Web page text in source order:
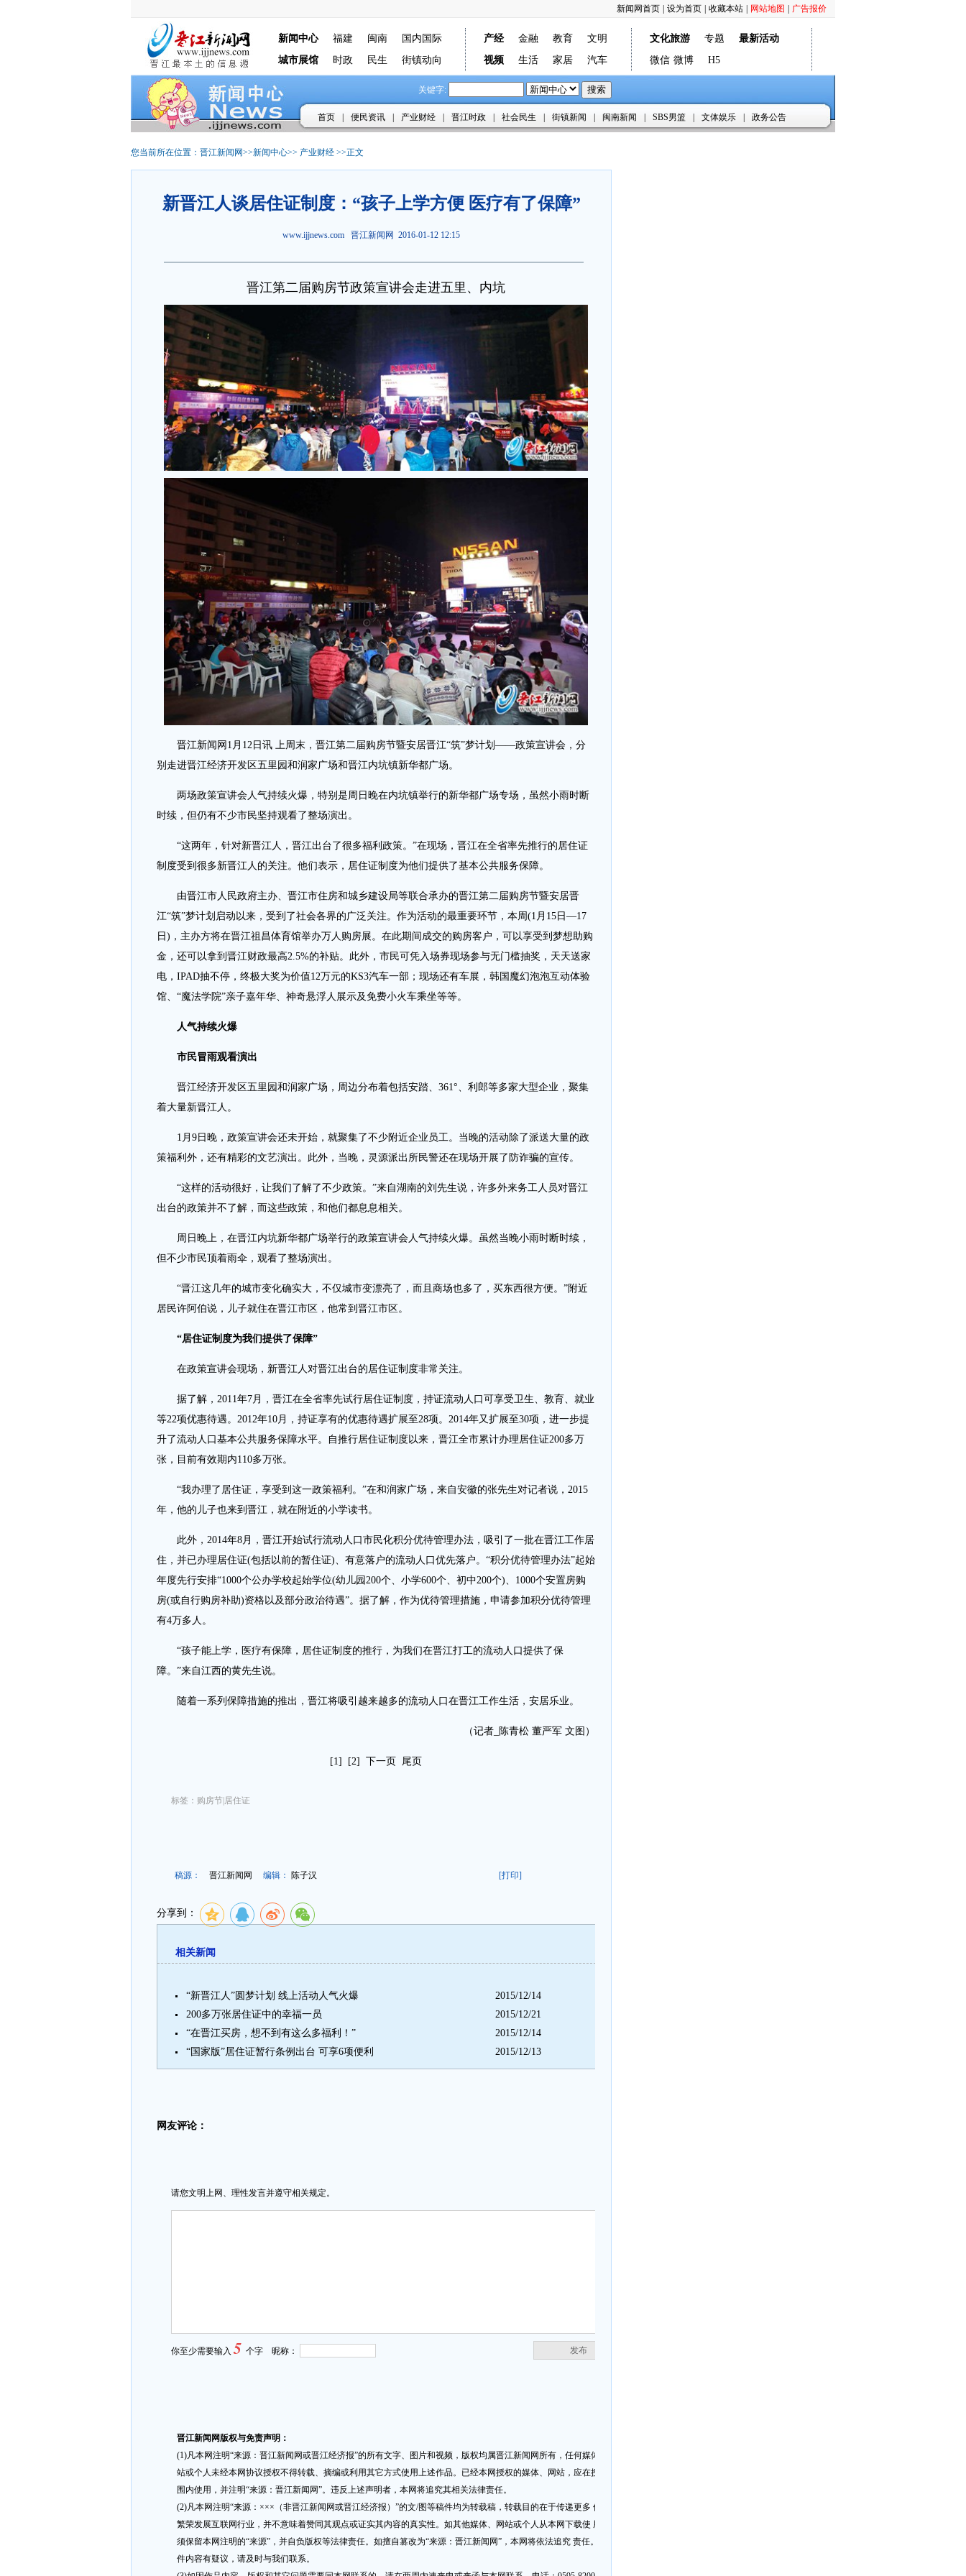
广告报价
网站地图
收藏本站
设为首页
新闻网首页
新闻中心 福建 闽南
国内国际
城市展馆
时政 民生 街镇动向
产经 金融 教育
文明
视频
生活 家居 汽车
文化旅游 专题
最新活动
微信 微博 H5
关键字:
首页 便民资讯 产业财经 晋江时政 社会民生 街镇新闻 闽南新闻 SBS男篮 文体娱乐 政务公告
您当前所在位置： 晋江新闻网>>新闻中心>> 产业财经 >>正文
新晋江人谈居住证制度：“孩子上学方便 医疗有了保障”
www.ijjnews.com 晋江新闻网 2016-01-12 12:15
晋江第二届购房节政策宣讲会走进五里、内坑
晋江新闻网1月12日讯 上周末，晋江第二届购房节暨安居晋江“筑”梦计划——政策宣讲会，分
别走进晋江经济开发区五里园和润家广场和晋江内坑镇新华都广场。
两场政策宣讲会人气持续火爆，特别是周日晚在内坑镇举行的新华都广场专场，虽然小雨时断
时续，但仍有不少市民坚持观看了整场演出。
“这两年，针对新晋江人，晋江出台了很多福利政策。”在现场，晋江在全省率先推行的居住证
制度受到很多新晋江人的关注。他们表示，居住证制度为他们提供了基本公共服务保障。
由晋江市人民政府主办、晋江市住房和城乡建设局等联合承办的晋江第二届购房节暨安居晋
江“筑”梦计划启动以来，受到了社会各界的广泛关注。作为活动的最重要环节，本周(1月15日—17
日)，主办方将在晋江祖昌体育馆举办万人购房展。在此期间成交的购房客户，可以享受到梦想助购
金，还可以拿到晋江财政最高2.5%的补贴。此外，市民可凭入场券现场参与无门槛抽奖，天天送家
电，IPAD抽不停，终极大奖为价值12万元的KS3汽车一部；现场还有车展，韩国魔幻泡泡互动体验
馆、“魔法学院”亲子嘉年华、神奇悬浮人展示及免费小火车乘坐等等。
人气持续火爆
市民冒雨观看演出
晋江经济开发区五里园和润家广场，周边分布着包括安踏、361°、利郎等多家大型企业，聚集
着大量新晋江人。
1月9日晚，政策宣讲会还未开始，就聚集了不少附近企业员工。当晚的活动除了派送大量的政
策福利外，还有精彩的文艺演出。此外，当晚，灵源派出所民警还在现场开展了防诈骗的宣传。
“这样的活动很好，让我们了解了不少政策。”来自湖南的刘先生说，许多外来务工人员对晋江
出台的政策并不了解，而这些政策，和他们都息息相关。
周日晚上，在晋江内坑新华都广场举行的政策宣讲会人气持续火爆。虽然当晚小雨时断时续，
但不少市民顶着雨伞，观看了整场演出。
“晋江这几年的城市变化确实大，不仅城市变漂亮了，而且商场也多了，买东西很方便。”附近
居民许阿伯说，儿子就住在晋江市区，他常到晋江市区。
“居住证制度为我们提供了保障”
在政策宣讲会现场，新晋江人对晋江出台的居住证制度非常关注。
据了解，2011年7月，晋江在全省率先试行居住证制度，持证流动人口可享受卫生、教育、就业
等22项优惠待遇。2012年10月，持证享有的优惠待遇扩展至28项。2014年又扩展至30项，进一步提
升了流动人口基本公共服务保障水平。自推行居住证制度以来，晋江全市累计办理居住证200多万
张，目前有效期内110多万张。
“我办理了居住证，享受到这一政策福利。”在和润家广场，来自安徽的张先生对记者说，2015
年，他的儿子也来到晋江，就在附近的小学读书。
此外，2014年8月，晋江开始试行流动人口市民化积分优待管理办法，吸引了一批在晋江工作居
住，并已办理居住证(包括以前的暂住证)、有意落户的流动人口优先落户。“积分优待管理办法”起始
年度先行安排“1000个公办学校起始学位(幼儿园200个、小学600个、初中200个)、1000个安置房购
房(或自行购房补助)资格以及部分政治待遇”。据了解，作为优待管理措施，申请参加积分优待管理
有4万多人。
“孩子能上学，医疗有保障，居住证制度的推行，为我们在晋江打工的流动人口提供了保
障。”来自江西的黄先生说。
随着一系列保障措施的推出，晋江将吸引越来越多的流动人口在晋江工作生活，安居乐业。
（记者_陈青松 董严军 文图）
[1] [2] 下一页 尾页
标签：购房节|居住证
稿源： 晋江新闻网 编辑： 陈子汉 [打印]
分享到：
相关新闻
“新晋江人”圆梦计划 线上活动人气火爆
2015/12/14
200多万张居住证中的幸福一员
2015/12/21
“在晋江买房，想不到有这么多福利！”
2015/12/14
“国家版”居住证暂行条例出台 可享6项便利
2015/12/13
网友评论：
请您文明上网、理性发言并遵守相关规定。
发布
你至少需要输入5 个字 昵称：
晋江新闻网版权与免责声明：
(1)凡本网注明“来源：晋江新闻网或晋江经济报”的所有文字、图片和视频，版权均属晋江新闻网所有，任何媒体、 网
站或个人未经本网协议授权不得转载、摘编或利用其它方式使用上述作品。已经本网授权的媒体、网站，应在授权 范
围内使用，并注明“来源：晋江新闻网”。违反上述声明者，本网将追究其相关法律责任。
(2)凡本网注明“来源：×××（非晋江新闻网或晋江经济报）”的文/图等稿件均为转载稿，转载目的在于传递更多 信息，
繁荣发展互联网行业，并不意味着赞同其观点或证实其内容的真实性。如其他媒体、网站或个人从本网下载使 用，必
须保留本网注明的“来源”，并自负版权等法律责任。如擅自篡改为“来源：晋江新闻网”，本网将依法追究 责任。如对稿
件内容有疑议，请及时与我们联系。